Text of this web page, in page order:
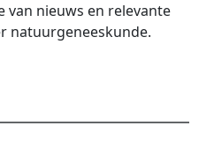
van nieuws en relevante
natuurgeneeskunde.